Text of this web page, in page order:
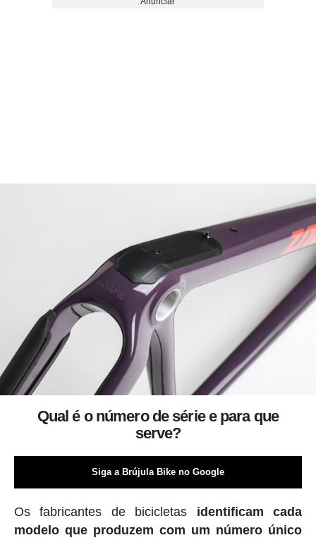
Qual é o número de série e para que
serve?
Siga a Brújula Bike no Google
Os fabricantes de bicicletas identificam cada
modelo que produzem com um número único